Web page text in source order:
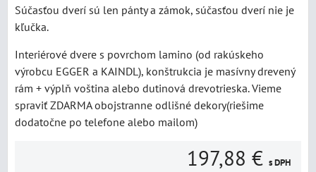
Súčasťou dverí sú len pánty a zámok, súčasťou dverí nie je
kľučka.
Interiérové dvere s povrchom lamino (od rakúskeho
výrobcu EGGER a KAINDL), konštrukcia je masívny drevený
rám + výplň voština alebo dutinová drevotrieska. Vieme
spraviť ZDARMA obojstranne odlišné dekory(riešime
dodatočne po telefone alebo mailom)
197,88 € s DPH